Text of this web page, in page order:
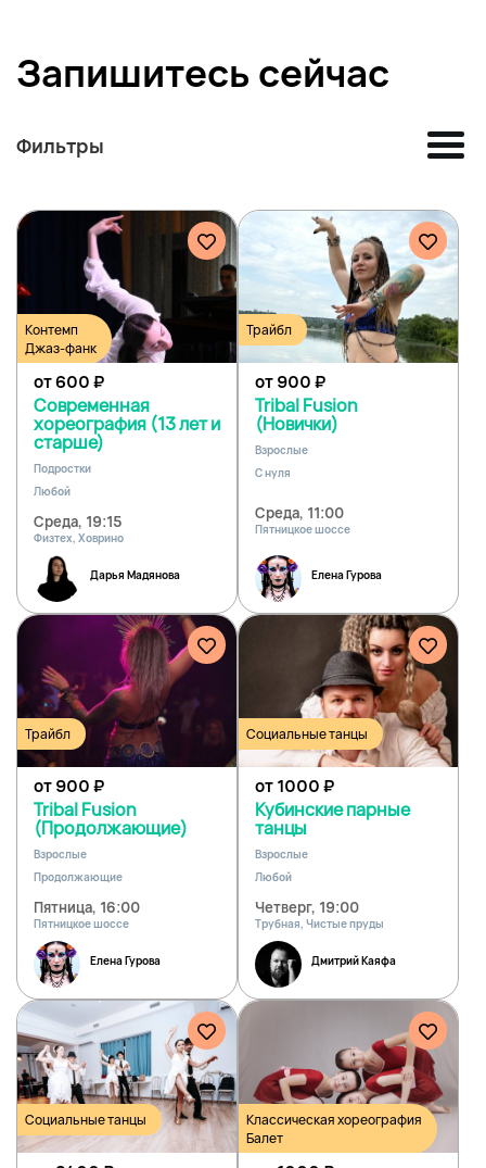
Запишитесь сейчас
Фильтры
Контемп
Джаз-фанк
от 600₽
Современная
хореография (13 лет и
старше)
Подростки
Любой
Среда, 19:15
Физтех, Ховрино
Дарья Мадянова
Трайбл
от 900₽
Tribal Fusion
(Новички)
Взрослые
С нуля
Среда, 11:00
Пятницкое шоссе
Елена Гурова
Трайбл
от 900₽
Tribal Fusion
(Продолжающие)
Взрослые
Продолжающие
Пятница, 16:00
Пятницкое шоссе
Елена Гурова
Социальные танцы
от 1000₽
Кубинские парные
танцы
Взрослые
Любой
Четверг, 19:00
Трубная, Чистые пруды
Дмитрий Каяфа
Социальные танцы
Классическая хореография
Балет